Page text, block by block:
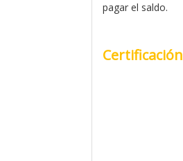
pagar el saldo.
Certificación